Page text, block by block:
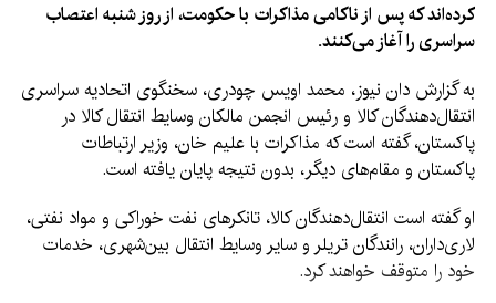
کرده‌اند که پس از ناکامی مذاکرات با حکومت، از روز شنبه اعتصاب
سراسری را آغاز می‌کنند.
به گزارش دان نیوز، محمد اویس چودری، سخنگوی اتحادیه سراسری
انتقال‌دهندگان کالا و رئیس انجمن مالکان وسایط انتقال کالا در
پاکستان، گفته است که مذاکرات با علیم خان، وزیر ارتباطات
پاکستان و مقام‌های دیگر، بدون نتیجه پایان یافته است.
او گفته است انتقال‌دهندگان کالا، تانکرهای نفت خوراکی و مواد نفتی،
لاری‌داران، رانندگان تریلر و سایر وسایط انتقال بین‌شهری، خدمات
خود را متوقف خواهند کرد.